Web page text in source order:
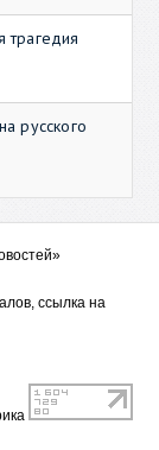
трагедия
русского
ссылка на